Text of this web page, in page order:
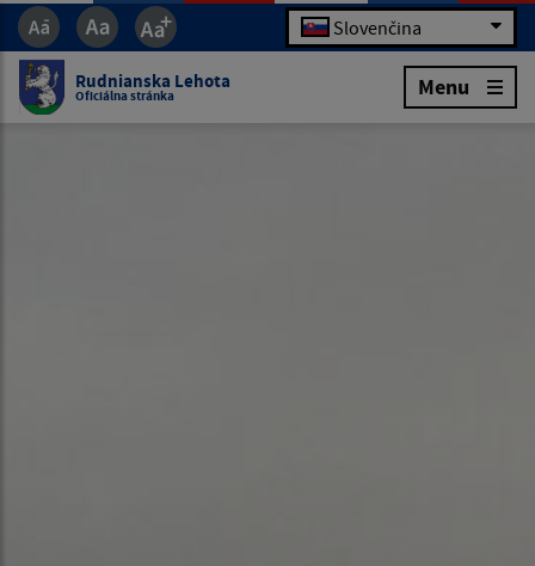
Slovenčina
Rudnianska Lehota
Oficiálna stránka Menu